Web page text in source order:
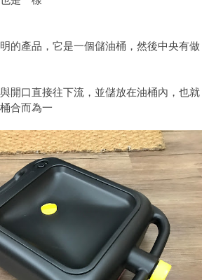
的產品，它是一個儲油桶，然後中央有做
開口直接往下流，並儲放在油桶內，也就
合而為一